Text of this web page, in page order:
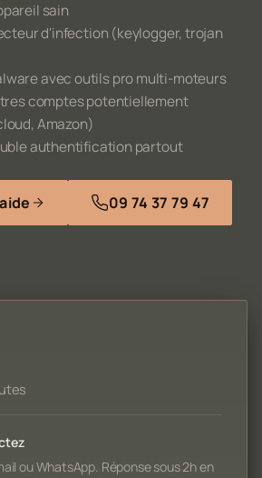
sain
d'infection (keylogger, trojan
avec outils pro multi-moteurs
comptes potentiellement
Amazon)
authentification partout
09 74 37 79 47
ou WhatsApp. Réponse sous 2h en